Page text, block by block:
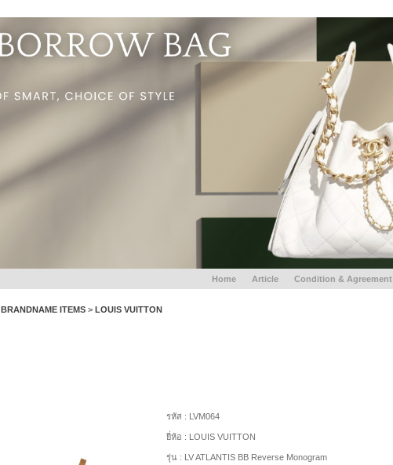
Home Article Condition & Agreement
BRANDNAME ITEMS >LOUIS VUITTON
รหัส : LVM064
ยี่ห้อ : LOUIS VUITTON
รุ่น : LV ATLANTIS BB Reverse Monogram